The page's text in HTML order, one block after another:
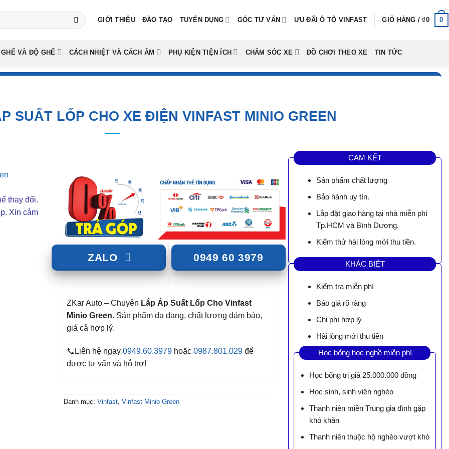
GIỚI THIỆU ĐÀO TẠO TUYỂN DỤNG GÓC TƯ VẤN ƯU ĐÃI Ô TÔ VINFAST GIỎ HÀNG /₫0 0
VÀ ĐỘ GHẾ CÁCH NHIỆT VÀ CÁCH ÂM PHỤ KIỆN TIỆN ÍCH CHĂM SÓC XE ĐỒ CHƠI THEO XE TIN TỨC
SUẤT LỐP CHO XE ĐIỆN VINFAST MINIO GREEN
thay đổi.
Xin cảm
ZALO 0949 60 3979
ZKar Auto – Chuyên Lắp Áp Suất Lốp Cho Vinfast
Minio Green. Sản phẩm đa dạng, chất lượng đảm bảo,
giá cả hợp lý.
📞Liên hệ ngay 0949.60.3979 hoặc 0987.801.029 để
được tư vấn và hỗ trợ!
Danh mục: Vinfast Vinfast Minio Green
CAM KẾT
Sản phẩm chất lượng
Bảo hành uy tín.
Lắp đặt giao hàng tại nhà miễn phí
Tp.HCM và Bình Dương.
Kiểm thử hài lòng mới thu tiền.
KHÁC BIỆT
Kiểm tra miễn phí
Báo giá rõ ràng
Chi phí hợp lý
Hài lòng mới thu tiền
Học bổng học nghề miễn phí
Học bổng trị giá 25.000.000 đồng
Học sinh, sinh viên nghèo
Thanh niên miền Trung gia đình gặp
khó khăn
Thanh niên thuộc hộ nghèo vượt khó